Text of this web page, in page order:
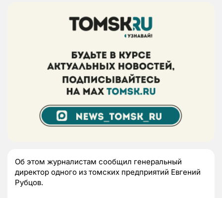
Об этом журналистам сообщил генеральный
директор одного из томских предприятий Евгений
Рубцов.